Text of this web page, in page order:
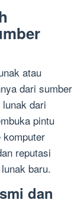
atau
dari sumber
dari
pintu
reputasi
baru.
dan